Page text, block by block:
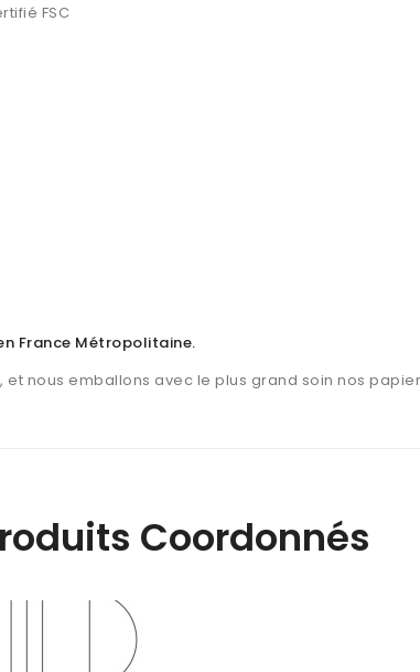
FSC
France Métropolitaine.
nous emballons avec le plus grand soin nos
Coordonnés